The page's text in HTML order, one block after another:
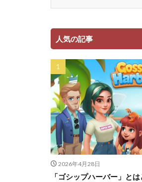
人気の記事
2026年4月28日
「ゴシップハーバー」と